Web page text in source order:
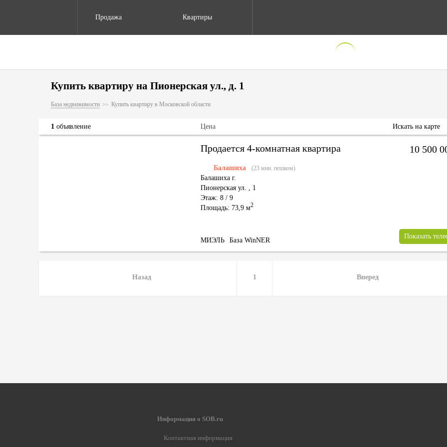
Продажа Квартиры
Купить квартиру на Пионерская ул., д. 1
База недвижимости Купить квартиру в Московской области
Продается 4-комнатная квартира
Балашиха (23 мин. пешком)
Балашиха г.
Пионерская ул. , 1
Этаж: 8 / 9
Площадь: 73,9 м2
10 500
МИЭЛЬ База WinNER
Показать
1 объявление Цена Искать на карте
Назад 1 Вперед
Информация о SOB.ru
Контактная информация